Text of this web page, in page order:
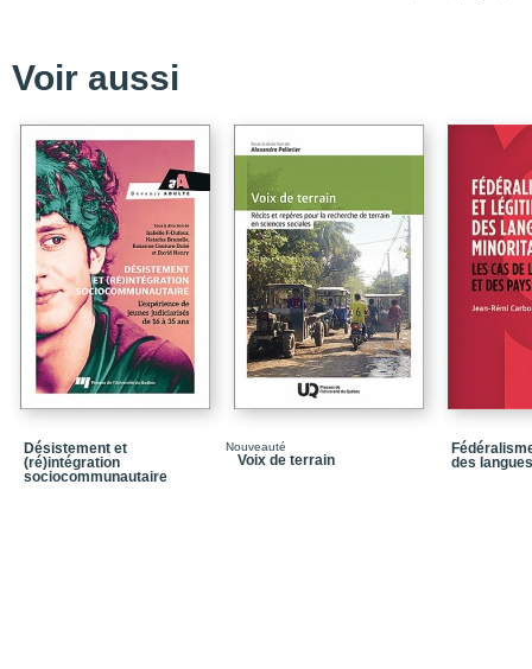
Chapitre 4 –
Chapitre 5 – L’état
Chapitre 6 –
Chapitre 7 – Le
Chapitre 8 –
Troisième partie –
Chapitre 9 – La
Chapitre 10 – Les
Chapitre 11 – Des
Conclusion
Voir aussi
Désistement et
(ré)intégration
sociocommunautaire
Nouveauté
Voix de terrain
des